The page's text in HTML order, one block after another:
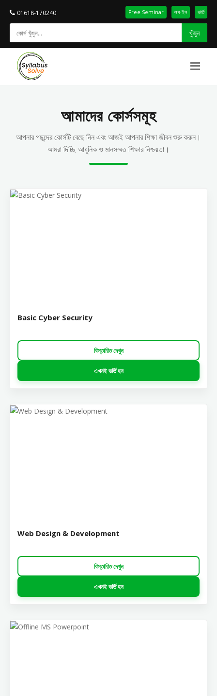
01618-170240
খুঁজুন
Free Seminar লগ-ইন ভর্তি
আমাদের কোর্সসমূহ
আপনার পছন্দের কোর্সটি বেছে নিন এবং আজই আপনার শিক্ষা জীবন শুরু করুন।
আমরা দিচ্ছি আধুনিক ও মানসম্মত শিক্ষার নিশ্চয়তা।
Basic Cyber Security
বিস্তারিত দেখুন
এখনই ভর্তি হন
Web Design & Development
বিস্তারিত দেখুন
এখনই ভর্তি হন